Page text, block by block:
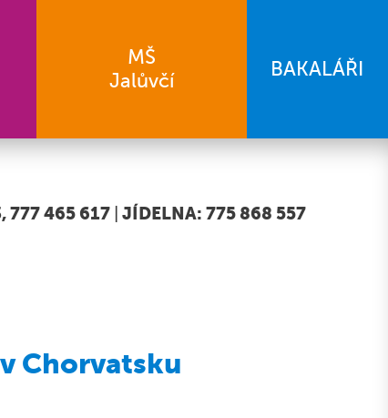
MŠ
Jalůvčí
BAKALÁŘI
777 465 617 JÍDELNA: 775 868 557
Chorvatsku